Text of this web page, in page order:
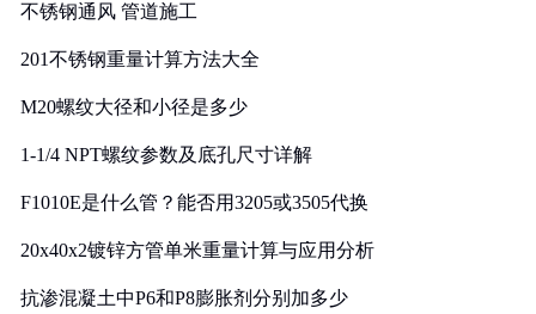
不锈钢通风 管道施工
201不锈钢重量计算方法大全
M20螺纹大径和小径是多少
1-1/4 NPT螺纹参数及底孔尺寸详解
F1010E是什么管？能否用3205或3505代换
20x40x2镀锌方管单米重量计算与应用分析
抗渗混凝土中P6和P8膨胀剂分别加多少